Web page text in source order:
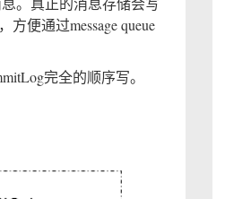
便通过message queue
完全的顺序写。